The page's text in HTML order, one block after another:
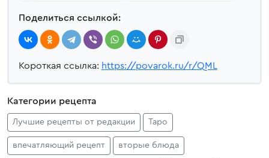
Поделиться ссылкой:
Короткая ссылка: https://povarok.ru/r/QML
Категории рецепта
Лучшие рецепты от редакции Таро
впечатляющий рецепт вторые блюда